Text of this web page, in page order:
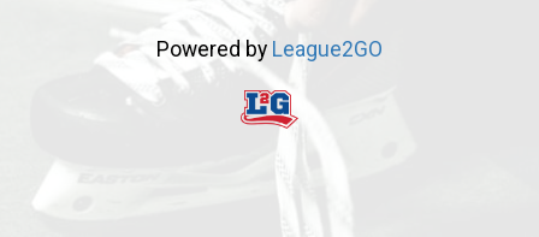
Powered by League2GO